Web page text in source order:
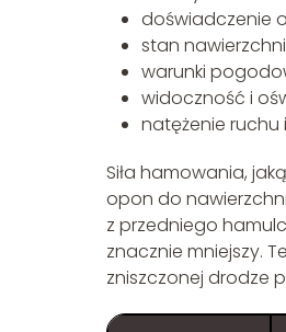
doświadczenie
stan
warunki
widoczność i
natężenie ruchu
Siła hamowania,
opon do
z przedniego
znacznie mniejszy.
zniszczonej drodze